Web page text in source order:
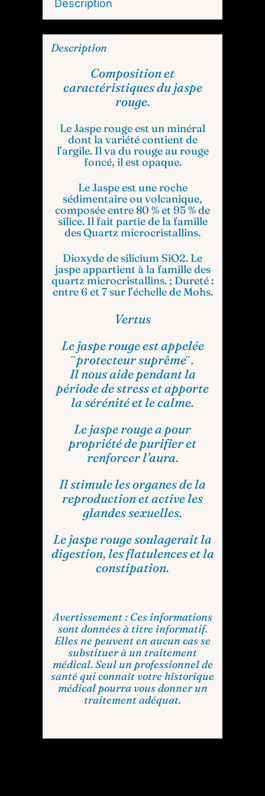
Description
Description
Composition et
caractéristiques du jaspe
rouge.
Le Jaspe rouge est un minéral
dont la variété contient de
l’argile. Il va du rouge au rouge
foncé, il est opaque.
Le Jaspe est une roche
sédimentaire ou volcanique,
composée entre 80 % et 95 % de
silice. Il fait partie de la famille
des Quartz microcristallins.
Dioxyde de silicium SiO2. Le
jaspe appartient à la famille des
quartz microcristallins. ; Dureté :
entre 6 et 7 sur l’échelle de Mohs.
Vertus
Le jaspe rouge est appelée
¨protecteur suprême¨.
Il nous aide pendant la
période de stress et apporte
la sérénité et le calme.
Le jaspe rouge a pour
propriété de purifier et
renforcer l’aura.
Il stimule les organes de la
reproduction et active les
glandes sexuelles.
Le jaspe rouge soulagerait la
digestion, les flatulences et la
constipation.
Avertissement : Ces informations
sont données à titre informatif.
Elles ne peuvent en aucun cas se
substituer à un traitement
médical. Seul un professionnel de
santé qui connaît votre historique
médical pourra vous donner un
traitement adéquat.